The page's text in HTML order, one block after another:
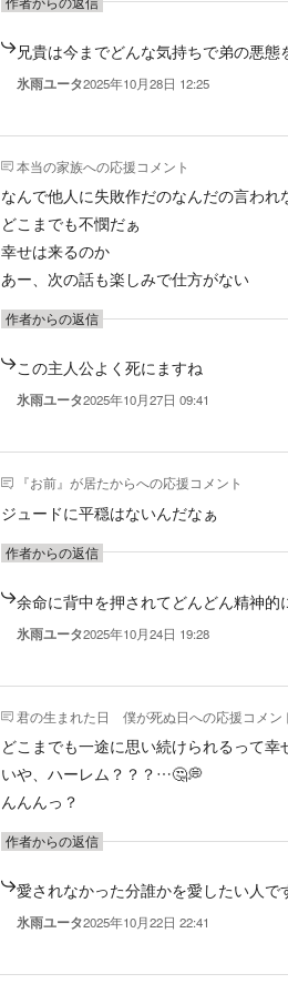
兄貴は今までどんな気持ちで弟の悪態
氷雨ユータ2025年10月28日 12:25
本当の家族への応援コメント
なんで他人に失敗作だのなんだの言わ
どこまでも不憫だぁ
幸せは来るのか
あー、次の話も楽しみで仕方がない
作者からの返信
この主人公よく死にますね
氷雨ユータ2025年10月27日 09:41
『お前』が居たからへの応援コメント
ジュードに平穏はないんだなぁ
作者からの返信
余命に背中を押されてどんどん精神的
氷雨ユータ2025年10月24日 19:28
君の生まれた日 僕が死ぬ日への応援コメン
どこまでも一途に思い続けられるって幸
いや、ハーレム？？？…🤔💭
んんんっ？
作者からの返信
愛されなかった分誰かを愛したい人で
氷雨ユータ2025年10月22日 22:41